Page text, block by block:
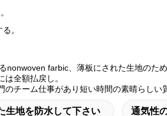
。
nonwoven farbic、薄板にされた生地のた
全額払戻し。
チーム仕事があり短い時間の素晴らしい
生地を防水して下さい 通気性